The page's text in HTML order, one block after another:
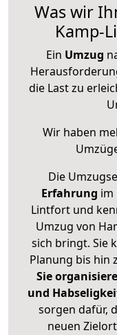
Was wir
Kamp-
Ein Umzug
die Last zu
Wir haben
Die
Erfahrung im
Lintfort und
Umzug von
sich bringt. Sie
Planung bis hin
Sie
und
sorgen dafür,
neuen